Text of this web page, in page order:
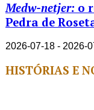
Medw-netjer: o
Pedra de
2026-07-18 - 2026-
HISTÓRIAS E